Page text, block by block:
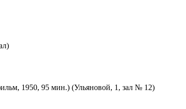
1950, 95 мин.) (Ульяновой, 1, зал № 12)